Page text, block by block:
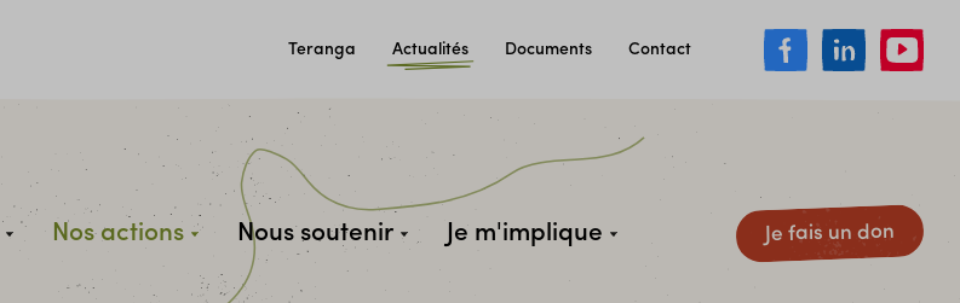
Teranga Actualités Documents Contact
Nos actions Nous soutenir Je m'implique Je fais un don